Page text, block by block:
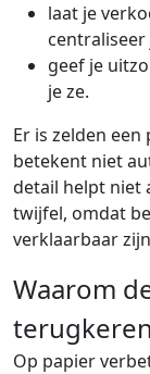
laat je
centraliseer
geef je
je ze.
Er is zelden
betekent niet
detail helpt niet
twijfel, omdat
verklaarbaar
Waarom
terugkeren
Op papier